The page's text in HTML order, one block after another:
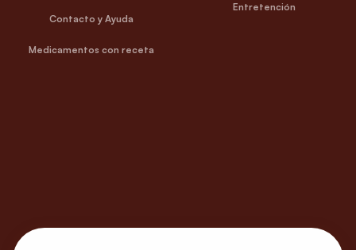
Contacto y Ayuda
Medicamentos con receta
Entretención